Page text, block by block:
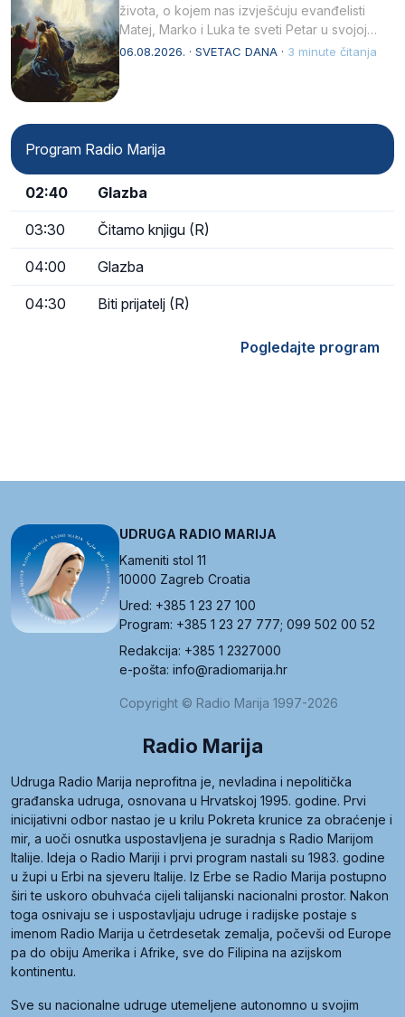
života, o kojem nas izvješćuju evanđelisti
Matej, Marko i Luka te sveti Petar u svojoj
drugoj…
06.08.2026. · SVETAC DANA · 3 minute čitanja
Program Radio Marija
02:40 Glazba
03:30 Čitamo knjigu (R)
04:00 Glazba
04:30 Biti prijatelj (R)
Pogledajte program
UDRUGA RADIO MARIJA
Kameniti stol 11
10000 Zagreb Croatia
Ured: +385 1 23 27 100
Program: +385 1 23 27 777; 099 502 00 52
Redakcija: +385 1 2327000
e-pošta: info@radiomarija.hr
Copyright © Radio Marija 1997-2026
Radio Marija
Udruga Radio Marija neprofitna je, nevladina i nepolitička
građanska udruga, osnovana u Hrvatskoj 1995. godine. Prvi
inicijativni odbor nastao je u krilu Pokreta krunice za obraćenje i
mir, a uoči osnutka uspostavljena je suradnja s Radio Marijom
Italije. Ideja o Radio Mariji i prvi program nastali su 1983. godine
u župi u Erbi na sjeveru Italije. Iz Erbe se Radio Marija postupno
širi te uskoro obuhvaća cijeli talijanski nacionalni prostor. Nakon
toga osnivaju se i uspostavljaju udruge i radijske postaje s
imenom Radio Marija u četrdesetak zemalja, počevši od Europe
pa do obiju Amerika i Afrike, sve do Filipina na azijskom
kontinentu.
Sve su nacionalne udruge utemeljene autonomno u svojim